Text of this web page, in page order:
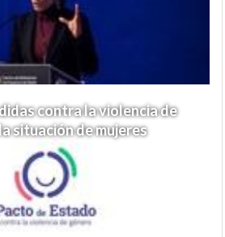
contra la violencia de
situación de mujeres